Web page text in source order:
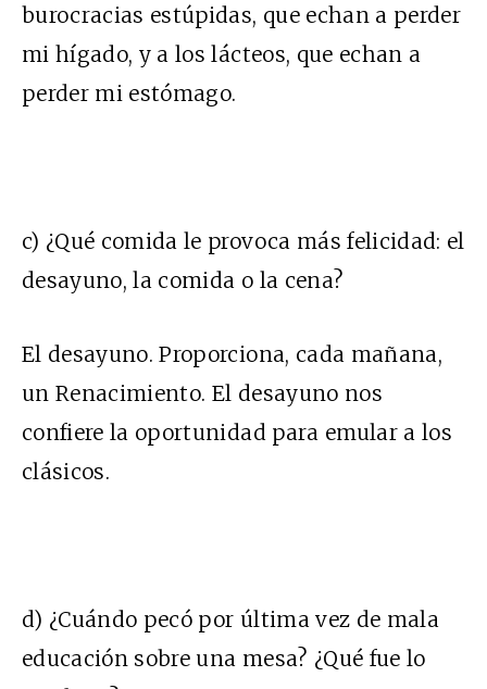
burocracias estúpidas, que echan a perder
mi hígado, y a los lácteos, que echan a
perder mi estómago.
c) ¿Qué comida le provoca más felicidad: el
desayuno, la comida o la cena?
El desayuno. Proporciona, cada mañana,
un Renacimiento. El desayuno nos
confiere la oportunidad para emular a los
clásicos.
d) ¿Cuándo pecó por última vez de mala
educación sobre una mesa? ¿Qué fue lo